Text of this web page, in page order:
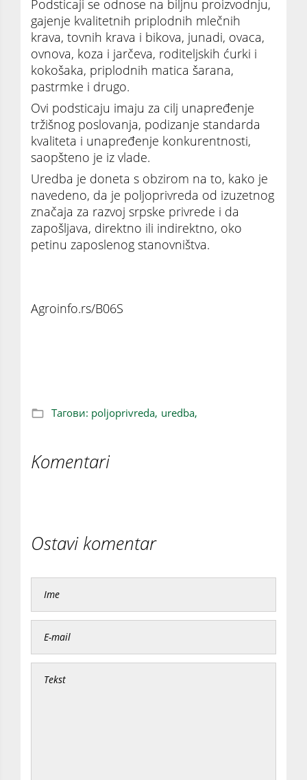
Podsticaji se odnose na biljnu proizvodnju,
gajenje kvalitetnih priplodnih mlečnih
krava, tovnih krava i bikova, junadi, ovaca,
ovnova, koza i jarčeva, roditeljskih ćurki i
kokošaka, priplodnih matica šarana,
pastrmke i drugo.
Ovi podsticaju imaju za cilj unapređenje
tržišnog poslovanja, podizanje standarda
kvaliteta i unapređenje konkurentnosti,
saopšteno je iz vlade.
Uredba je doneta s obzirom na to, kako je
navedeno, da je poljoprivreda od izuzetnog
značaja za razvoj srpske privrede i da
zapošljava, direktno ili indirektno, oko
petinu zaposlenog stanovništva.
Agroinfo.rs/B06S
Тагови: poljoprivreda, uredba,
Komentari
Ostavi komentar